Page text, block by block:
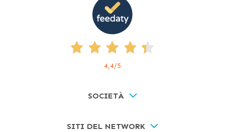
4,4/5
SOCIETÀ
SITI DEL NETWORK